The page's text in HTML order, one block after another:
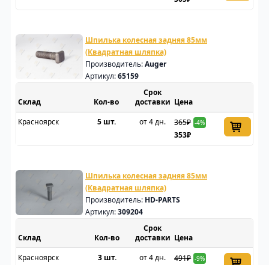
Шпилька колесная задняя 85мм
(Квадратная шляпка)
Производитель:Auger
Артикул:65159
Склад
Срок
доставки Цена
Красноярск
5 шт. от 4 дн. 365₽ -4%
353₽
Шпилька колесная задняя 85мм
(Квадратная шляпка)
Производитель: HD-PARTS
Артикул:309204
Склад
Срок
доставки Цена
Красноярск
3 шт. от 4 дн. 491₽ -9%